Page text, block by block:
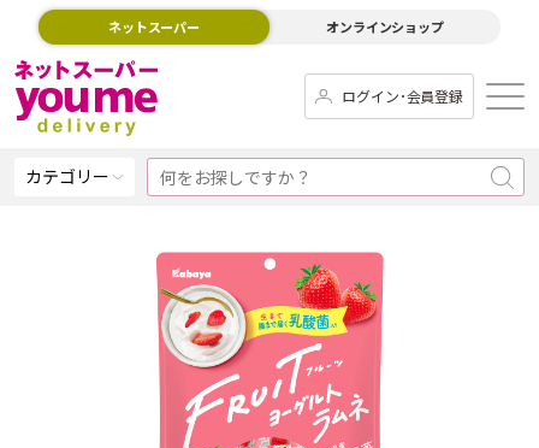
ネットスーパー オンラインショップ
ログイン･会員登録
カテゴリー